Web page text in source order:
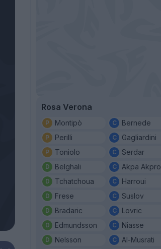
Rosa Verona
Montipò
Perilli
Toniolo
Belghali
Tchatchoua
Frese
Bradaric
Edmundsson
Nelsson
Bernede
Gagliardini
Serdar
Akpa Akpro
Harroui
Suslov
Lovric
Niasse
Al-Musrati